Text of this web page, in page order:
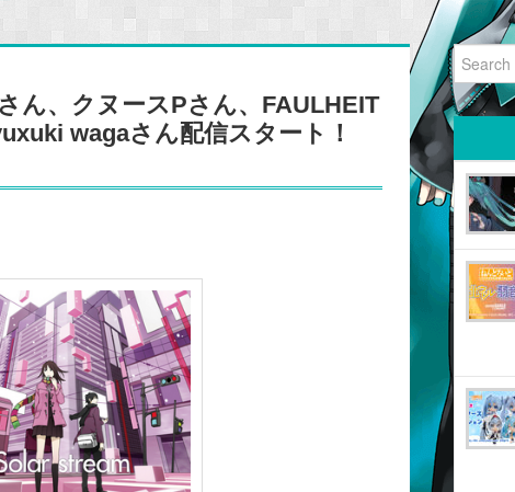
ん、クヌースPさん、FAULHEIT
wagaさん配信スタート！
Search
for: